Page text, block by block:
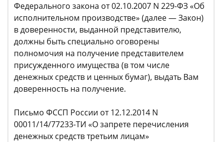
Федерального закона от 02.10.2007 N 229-ФЗ «Об
исполнительном производстве» (далее — Закон)
в доверенности, выданной представителю,
должны быть специально оговорены
полномочия на получение представителем
присужденного имущества (в том числе
денежных средств и ценных бумаг), выдать Вам
доверенность на получение.
Письмо ФССП России от 12.12.2014 N
00011/14/77233-ТИ «О запрете перечисления
денежных средств третьим лицам»